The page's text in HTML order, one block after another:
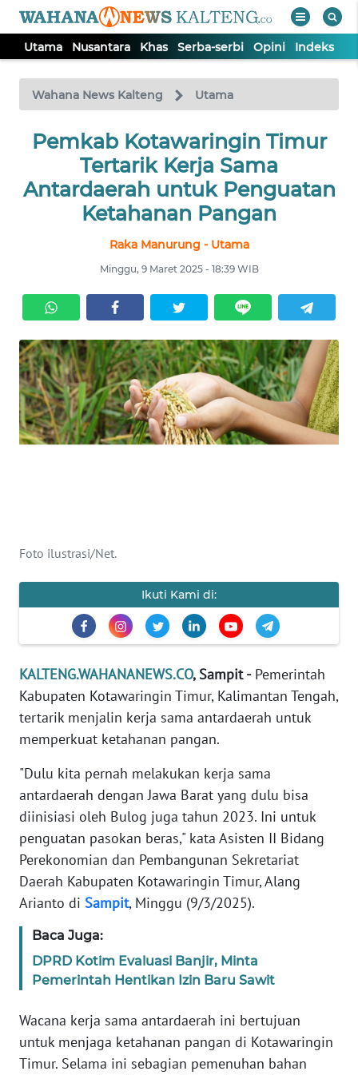
Utama Nusantara Khas Serba-serbi Opini Indeks
Wahana News Kalteng Utama
Pemkab Kotawaringin Timur
Tertarik Kerja Sama
Antardaerah untuk Penguatan
Ketahanan Pangan
Raka Manurung - Utama
Minggu, 9 Maret 2025 - 18:39 WIB
Foto ilustrasi/Net.
Ikuti Kami di:
KALTENG.WAHANANEWS.CO, Sampit -Pemerintah
Kabupaten Kotawaringin Timur, Kalimantan Tengah,
tertarik menjalin kerja sama antardaerah untuk
memperkuat ketahanan pangan.
"Dulu kita pernah melakukan kerja sama
antardaerah dengan Jawa Barat yang dulu bisa
diinisiasi oleh Bulog juga tahun 2023. Ini untuk
penguatan pasokan beras," kata Asisten II Bidang
Perekonomian dan Pembangunan Sekretariat
Daerah Kabupaten Kotawaringin Timur, Alang
Arianto di Sampit, Minggu (9/3/2025).
Baca Juga:
DPRD Kotim Evaluasi Banjir, Minta
Pemerintah Hentikan Izin Baru Sawit
Wacana kerja sama antardaerah ini bertujuan
untuk menjaga ketahanan pangan di Kotawaringin
Timur. Selama ini sebagian pemenuhan bahan
TV
Tutup
UTAMA
NUSANTARA
SERBI
OPINI
Informasi
INDEKS
BERITA
IKLAN
KAMI
PEDOMAN
MEDIA
SIBER
REDAKSI
KARIR
DISCLAIMER
Wahana
News
Regional
SUMUT
WN
WN
JABAR